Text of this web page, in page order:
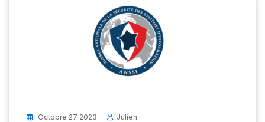
Octobre 27 2023 Julien